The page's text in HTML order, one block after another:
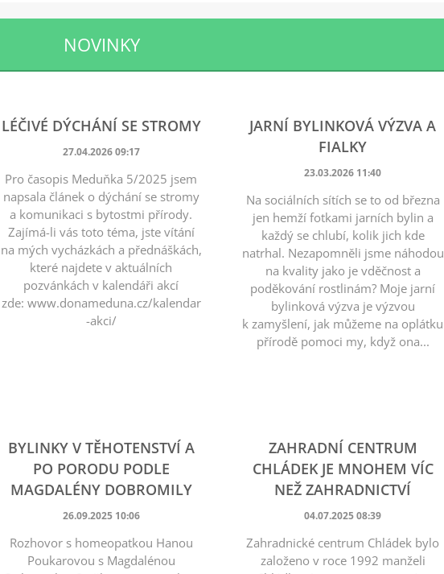
NOVINKY
LÉČIVÉ DÝCHÁNÍ SE STROMY
27.04.2026 09:17
Pro časopis Meduňka 5/2025 jsem
napsala článek o dýchání se stromy
a komunikaci s bytostmi přírody.
Zajímá-li vás toto téma, jste vítání
na mých vycházkách a přednáškách,
které najdete v aktuálních
pozvánkách v kalendáři akcí
zde: www.donameduna.cz/kalendar
-akci/
JARNÍ BYLINKOVÁ VÝZVA A
FIALKY
23.03.2026 11:40
Na sociálních sítích se to od března
jen hemží fotkami jarních bylin a
každý se chlubí, kolik jich kde
natrhal. Nezapomněli jsme náhodou
na kvality jako je vděčnost a
poděkování rostlinám? Moje jarní
bylinková výzva je výzvou
k zamyšlení, jak můžeme na oplátku
přírodě pomoci my, když ona...
BYLINKY V TĚHOTENSTVÍ A
PO PORODU PODLE
MAGDALÉNY DOBROMILY
26.09.2025 10:06
Rozhovor s homeopatkou Hanou
Poukarovou s Magdalénou
ZAHRADNÍ CENTRUM
CHLÁDEK JE MNOHEM VÍC
NEŽ ZAHRADNICTVÍ
04.07.2025 08:39
Zahradnické centrum Chládek bylo
založeno v roce 1992 manželi